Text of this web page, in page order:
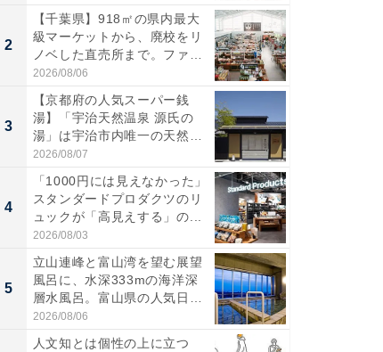
2
【千葉県】918㎡の県内最大
級マーケットから、廃校をリ
ノベした直売所まで。ファ
ー...
2026/08/06
3
【京都府の人気スーパー銭
湯】「宇治天然温泉 源氏の
湯」は宇治市内唯一の天然温
泉と...
2026/08/07
4
「1000円には見えなかった」
スタンダードプロダクツのリ
ュックが「高見えする」の...
2026/08/03
5
立山連峰と富山湾を望む展望
風呂に、水深333mの海洋深
層水風呂。富山県の人気日
帰...
2026/08/06
人文知とは個性の上に立つ